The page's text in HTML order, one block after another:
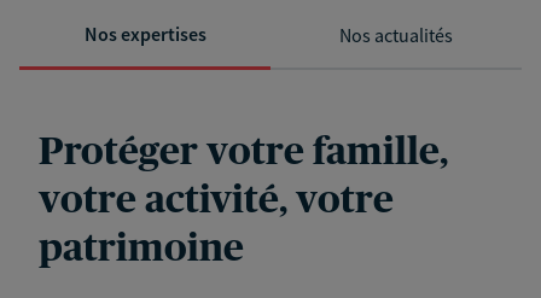
Nos expertises Nos actualités
Protéger votre famille,
votre activité, votre
patrimoine